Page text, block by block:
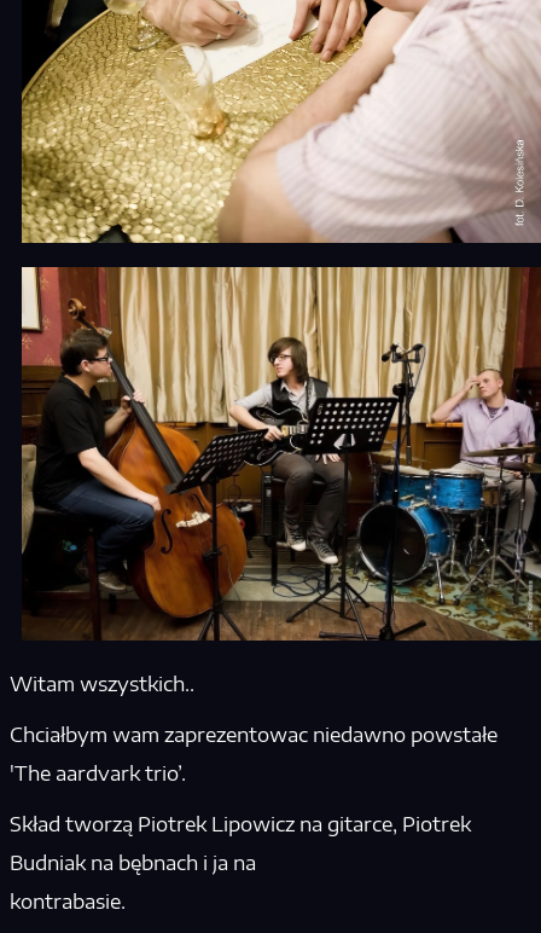
Witam wszystkich..
Chciałbym wam zaprezentowac niedawno powstałe
'The aardvark trio’.
Skład tworzą Piotrek Lipowicz na gitarce, Piotrek
Budniak na bębnach i ja na
kontrabasie.